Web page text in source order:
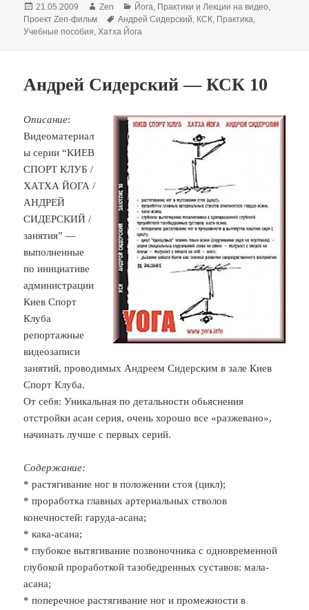
Опубликовано
21.05.2009 Автор
Zen Рубрики
Йога, Практики и Лекции на видео,
Проект Zen-фильм
Метки
Андрей Сидерский, КСК, Практика,
Учебные пособия,Хатха Йога
Андрей Сидерский — КСК 10
Описание:
Видеоматериал
ы серии “КИЕВ
СПОРТ КЛУБ /
ХАТХА ЙОГА /
АНДРЕЙ
СИДЕРСКИЙ /
занятия” —
выполненные
по инициативе
администрации
Киев Спорт
Клуба
репортажные
видеозаписи
занятий, проводимых Андреем Сидерским в зале Киев
Спорт Клуба.
От себя: Уникальная по детальности обьяснения
отстройки асан серия, очень хорошо все «разжевано»,
начинать лучше с первых серий.
Содержание:
* растягивание ног в положении стоя (цикл);
* проработка главных артериальных стволов
конечностей: гаруда-асана;
* кака-асана;
* глубокое вытягивание позвоночника с одновременной
глубокой проработкой тазобедренных суставов: мала-
асана;
* поперечное растягивание ног и промежности в